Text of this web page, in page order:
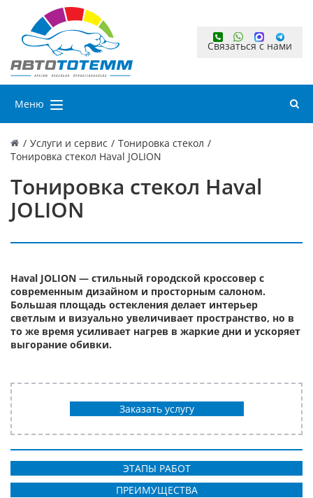
Связаться с нами
Меню
/ Услуги и сервис / Тонировка стекол /
Тонировка стекол Haval JOLION
Тонировка стекол Haval
JOLION
Haval JOLION — стильный городской кроссовер с
современным дизайном и просторным салоном.
Большая площадь остекления делает интерьер
светлым и визуально увеличивает пространство, но в
то же время усиливает нагрев в жаркие дни и ускоряет
выгорание обивки.
Заказать услугу
ЭТАПЫ РАБОТ
ПРЕИМУЩЕСТВА